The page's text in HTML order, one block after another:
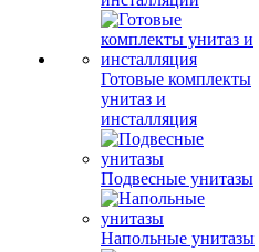
Готовые комплекты
унитаз и
инсталляция
Подвесные унитазы
Напольные унитазы